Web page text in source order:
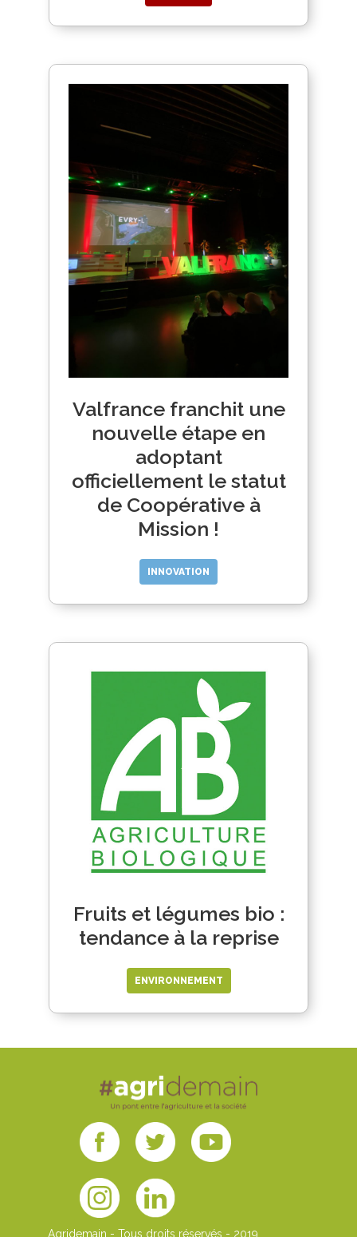
Valfrance franchit une
nouvelle étape en
adoptant
officiellement le statut
de Coopérative à
Mission !
INNOVATION
Fruits et légumes bio :
tendance à la reprise
ENVIRONNEMENT
Agridemain - Tous droits réservés - 2019